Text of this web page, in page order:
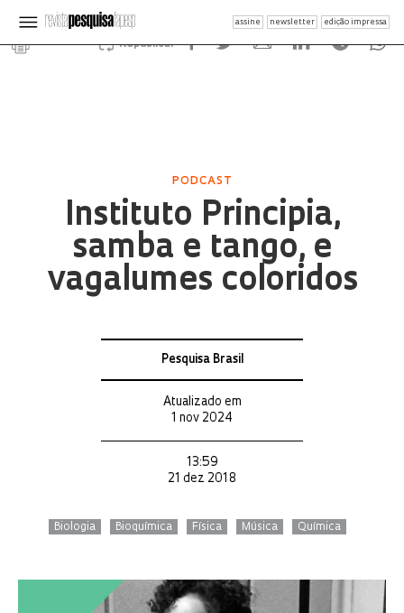
assine newsletter edição impressa
Republicar
PODCAST
Instituto Principia,
samba e tango, e
vagalumes coloridos
Pesquisa Brasil
Atualizado em
1 nov 2024
13:59
21 dez 2018
Biologia Bioquímica Física Música Química